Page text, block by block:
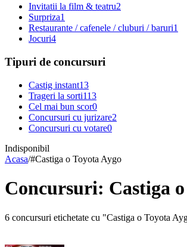
Invitatii la film & teatru2
Surpriza1
Restaurante / cafenele / cluburi / baruri1
Jocuri4
Tipuri de concursuri
Castig instant13
Trageri la sorti113
Cel mai bun scor0
Concursuri cu jurizare2
Concursuri cu votare0
Indisponibil
Acasa/#Castiga o Toyota Aygo
Concursuri: Castiga
6 concursuri etichetate cu "Castiga o Toyota